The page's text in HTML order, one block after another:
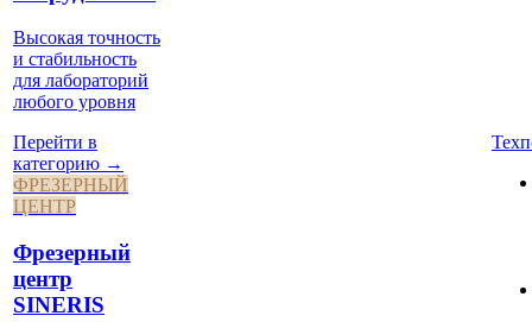
Высокая точность
и стабильность
для лабораторий
любого уровня
Перейти в
категорию →
ФРЕЗЕРНЫЙ
ЦЕНТР
Фрезерный
центр
SINERIS